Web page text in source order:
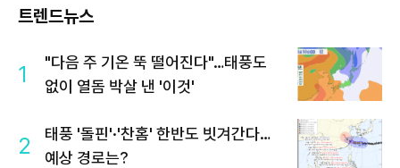
트렌드뉴스
1
"다음 주 기온 뚝 떨어진다"…태풍도
없이 열돔 박살 낸 '이것'
2
태풍 '돌핀'·'찬홈' 한반도 빗겨간다…
예상 경로는?